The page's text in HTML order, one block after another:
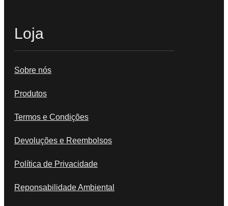
Loja
Sobre nós
Produtos
Termos e Condições
Devoluções e Reembolsos
Política de Privacidade
Reponsabilidade Ambiental